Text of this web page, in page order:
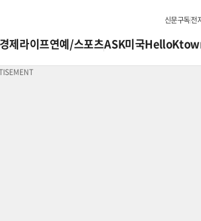
신문구독전
경제라이프연예/스포츠ASK미국